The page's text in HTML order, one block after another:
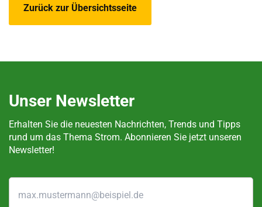
Zurück zur Übersichtsseite
Unser Newsletter
Erhalten Sie die neuesten Nachrichten, Trends und Tipps
rund um das Thema Strom. Abonnieren Sie jetzt unseren
Newsletter!